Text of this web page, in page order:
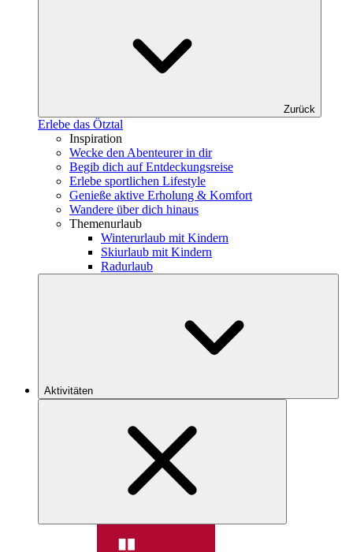
Zurück
Erlebe das Ötztal
Inspiration
Wecke den Abenteurer in dir
Begib dich auf Entdeckungsreise
Erlebe sportlichen Lifestyle
Genieße aktive Erholung & Komfort
Wandere über dich hinaus
Themenurlaub
Winterurlaub mit Kindern
Skiurlaub mit Kindern
Radurlaub
Aktivitäten